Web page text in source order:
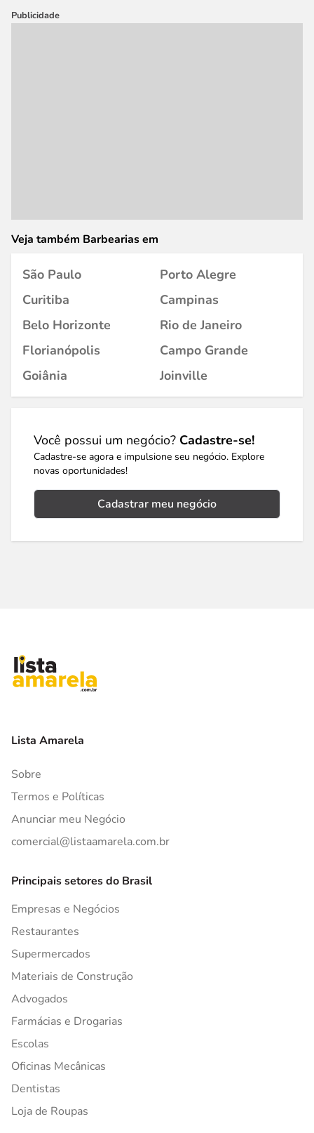
Publicidade
Veja também Barbearias em
São Paulo
Porto Alegre
Curitiba
Campinas
Belo Horizonte
Rio de Janeiro
Florianópolis
Campo Grande
Goiânia
Joinville
Você possui um negócio? Cadastre-se!
Cadastre-se agora e impulsione seu negócio. Explore
novas oportunidades!
Cadastrar meu negócio
Lista Amarela
Sobre
Termos e Políticas
Anunciar meu Negócio
comercial@listaamarela.com.br
Principais setores do Brasil
Empresas e Negócios
Restaurantes
Supermercados
Materiais de Construção
Advogados
Farmácias e Drogarias
Escolas
Oficinas Mecânicas
Dentistas
Loja de Roupas